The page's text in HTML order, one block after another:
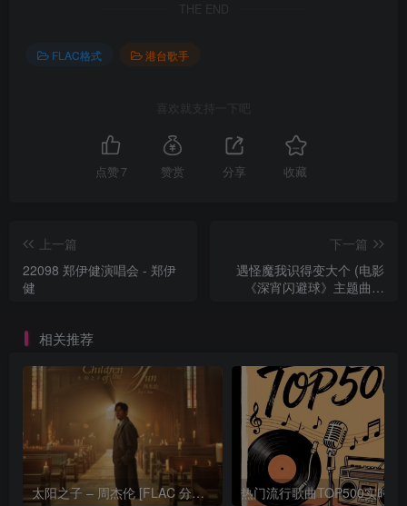
THE END
FLAC格式 港台歌手
喜欢就支持一下吧
点赞 7 赞赏 分享 收藏
上一篇
22098 郑伊健演唱会 - 郑伊
健
下一篇
遇怪魔我识得变大个 (电影
《深宵闪避球》主题曲) -
相关推荐
太阳之子 – 周杰伦 [FLAC 分轨 192Khz 24bit]